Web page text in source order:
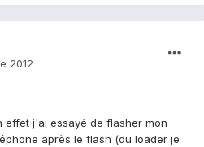
2012
effet j'ai essayé de flasher mon
après le flash (du loader je